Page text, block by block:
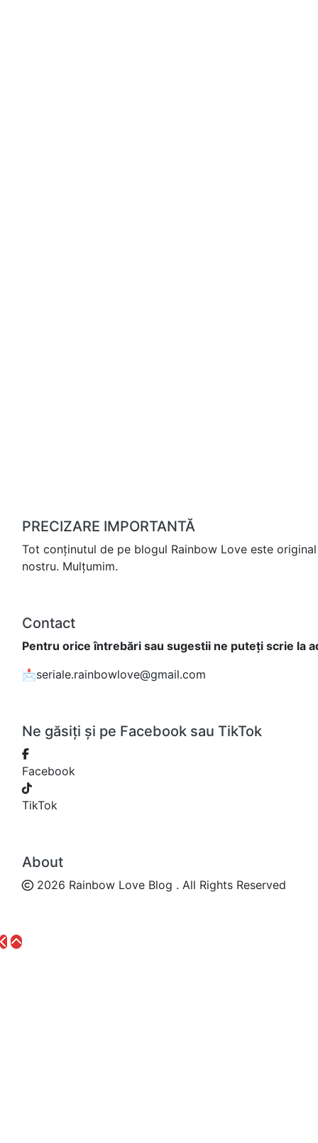
PRECIZARE IMPORTANTĂ
Tot conținutul de pe blogul Rainbow Love este
nostru. Mulțumim.
Contact
Pentru orice întrebări sau sugestii ne puteți scrie la
📩seriale.rainbowlove@gmail.com
Ne găsiți și pe Facebook sau TikTok
Facebook
TikTok
About
2026 Rainbow Love Blog . All Rights Reserved